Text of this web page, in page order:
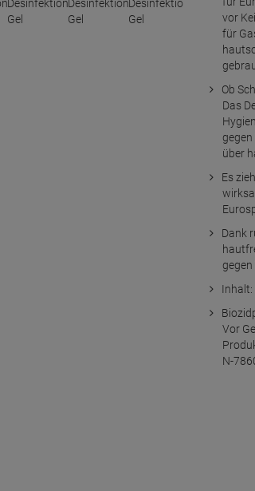
vor
für
Ob
Das
über
Es
Dank
Inhalt:
Vor
N-